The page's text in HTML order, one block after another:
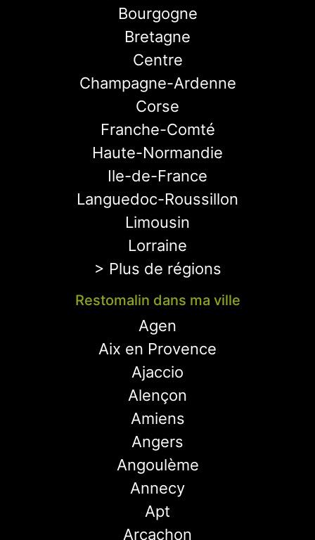
Bourgogne
Bretagne
Centre
Champagne-Ardenne
Corse
Franche-Comté
Haute-Normandie
Ile-de-France
Languedoc-Roussillon
Limousin
Lorraine
> Plus de régions
Restomalin dans ma ville
Agen
Aix en Provence
Ajaccio
Alençon
Amiens
Angers
Angoulème
Annecy
Apt
Arcachon